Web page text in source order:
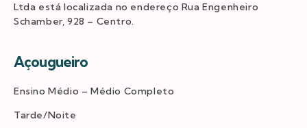
Ltda está localizada no endereço Rua Engenheiro
Schamber, 928 – Centro.
Açougueiro
Ensino Médio – Médio Completo
Tarde/Noite